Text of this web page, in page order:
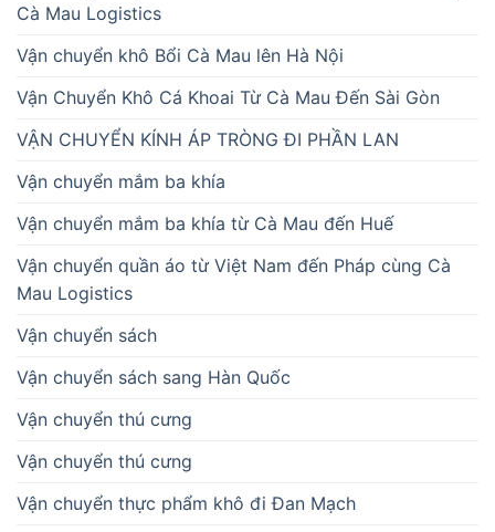
Cà Mau Logistics
Vận chuyển khô Bổi Cà Mau lên Hà Nội
Vận Chuyển Khô Cá Khoai Từ Cà Mau Đến Sài Gòn
VẬN CHUYỂN KÍNH ÁP TRÒNG ĐI PHẦN LAN
Vận chuyển mắm ba khía
Vận chuyển mắm ba khía từ Cà Mau đến Huế
Vận chuyển quần áo từ Việt Nam đến Pháp cùng Cà
Mau Logistics
Vận chuyển sách
Vận chuyển sách sang Hàn Quốc
Vận chuyển thú cưng
Vận chuyển thú cưng
Vận chuyển thực phẩm khô đi Đan Mạch